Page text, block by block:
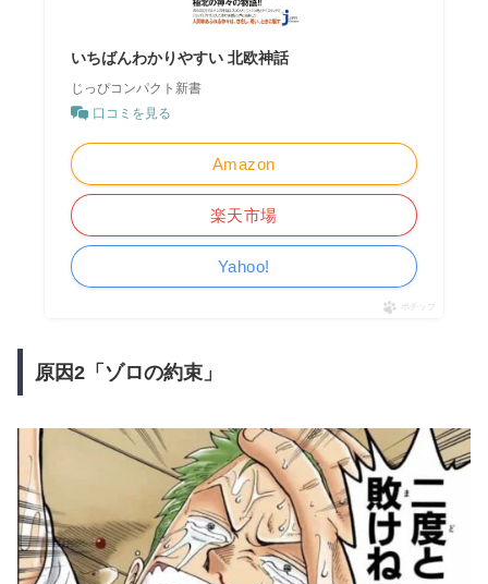
いちばんわかりやすい 北欧神話
じっぴコンパクト新書
口コミを見る
Amazon
楽天市場
Yahoo!
ポチップ
原因2「ゾロの約束」